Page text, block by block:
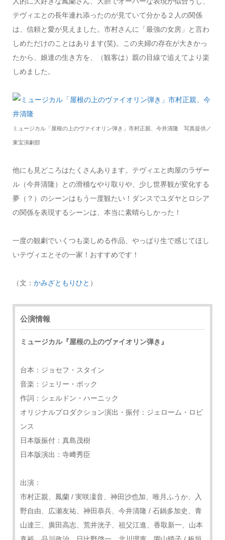
テヴィエとの長年連れ添ったのが見ていて分かる２人の関係
は、信頼と愛が見えました。市村さんに「最強の女房」と言わ
しめただけのことはあります(笑)。この夫婦の存在が大きかっ
たから、娘達の生き方を、（観客は）親の目線で追えてより楽
しめました。
ミュージカル「屋根の上のヴァイオリン弾き」市村正親、今井清隆 写真提供／
東宝演劇部
他にも見どころはたくさんあります。テヴィエと肉屋のラザー
ル（今井清隆）との滑稽なやり取りや、少し世界観が変化する
夢（？）のシーンはもう一度観たい！ダンスでユダヤとロシア
の関係を表現するシーンは、本当に素晴らしかった！
一度の観劇でいくつも楽しめる作品、やっぱり生で感じてほし
いテヴィエとその一家！おすすめです！
（文： かみざともりひと ）
公演情報
ミュージカル『屋根の上のヴァイオリン弾き』
台本：ジョセフ・スタイン
音楽：ジェリー・ボック
作詞：シェルドン・ハーニック
オリジナルプロダクション演出・振付：ジェローム・ロビ
ンス
日本版振付：真島茂樹
日本版演出：寺﨑秀臣
出演：
市村正親、鳳蘭 / 実咲凜音、神田沙也加、唯月ふうか、入
野自由、広瀬友祐、神田恭兵、今井清隆 / 石鍋多加史、青
山達三、廣田高志、荒井洸子、祖父江進、香取新一、山本